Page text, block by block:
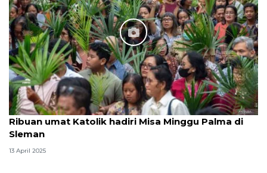
Ribuan umat Katolik hadiri Misa Minggu Palma di
Sleman
13 April 2025